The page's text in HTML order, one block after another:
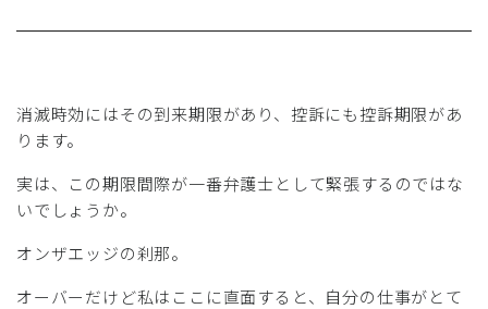
消滅時効にはその到来期限があり、控訴にも控訴期限があ
ります。
実は、この期限間際が一番弁護士として緊張するのではな
いでしょうか。
オンザエッジの刹那。
オーバーだけど私はここに直面すると、自分の仕事がとて